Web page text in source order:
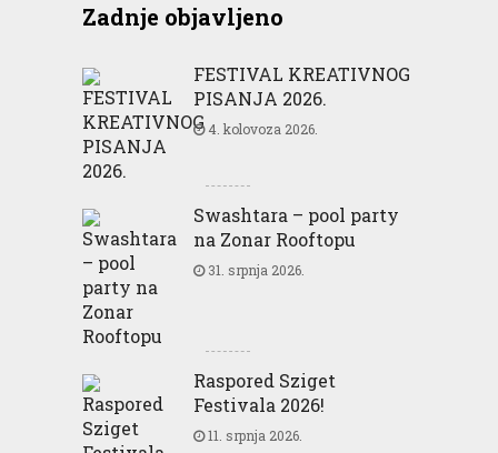
Zadnje objavljeno
FESTIVAL KREATIVNOG
PISANJA 2026.
4. kolovoza 2026.
Swashtara – pool party
na Zonar Rooftopu
31. srpnja 2026.
Raspored Sziget
Festivala 2026!
11. srpnja 2026.